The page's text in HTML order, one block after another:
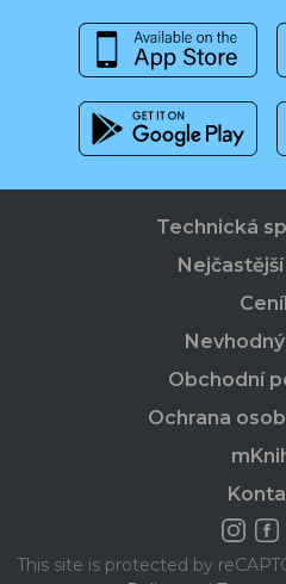
Technická
Obchodní
Ochrana
This site is protected by